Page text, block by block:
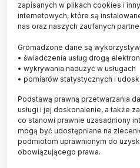
zapisanych w plikach cookies i
internetowych, które są
nas oraz naszych zaufanych
Gromadzone dane są
• świadczenia usług drogą
• wykrywania nadużyć w usługach
• pomiarów statystycznych i
Podstawą prawną przetwarzania
usługi i jej doskonalenie, a także
co stanowi prawnie uzasadniony
mogą być udostępniane na
podmiotom uprawnionym do
obowiązującego prawa.